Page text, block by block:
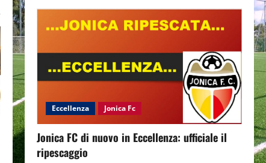
Eccellenza Jonica Fc
Jonica FC di nuovo in Eccellenza: ufficiale il
ripescaggio